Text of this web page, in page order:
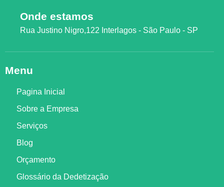
Onde estamos
Rua Justino Nigro,122 Interlagos - São Paulo - SP
Menu
Pagina Inicial
Sobre a Empresa
Serviços
Blog
Orçamento
Glossário da Dedetização